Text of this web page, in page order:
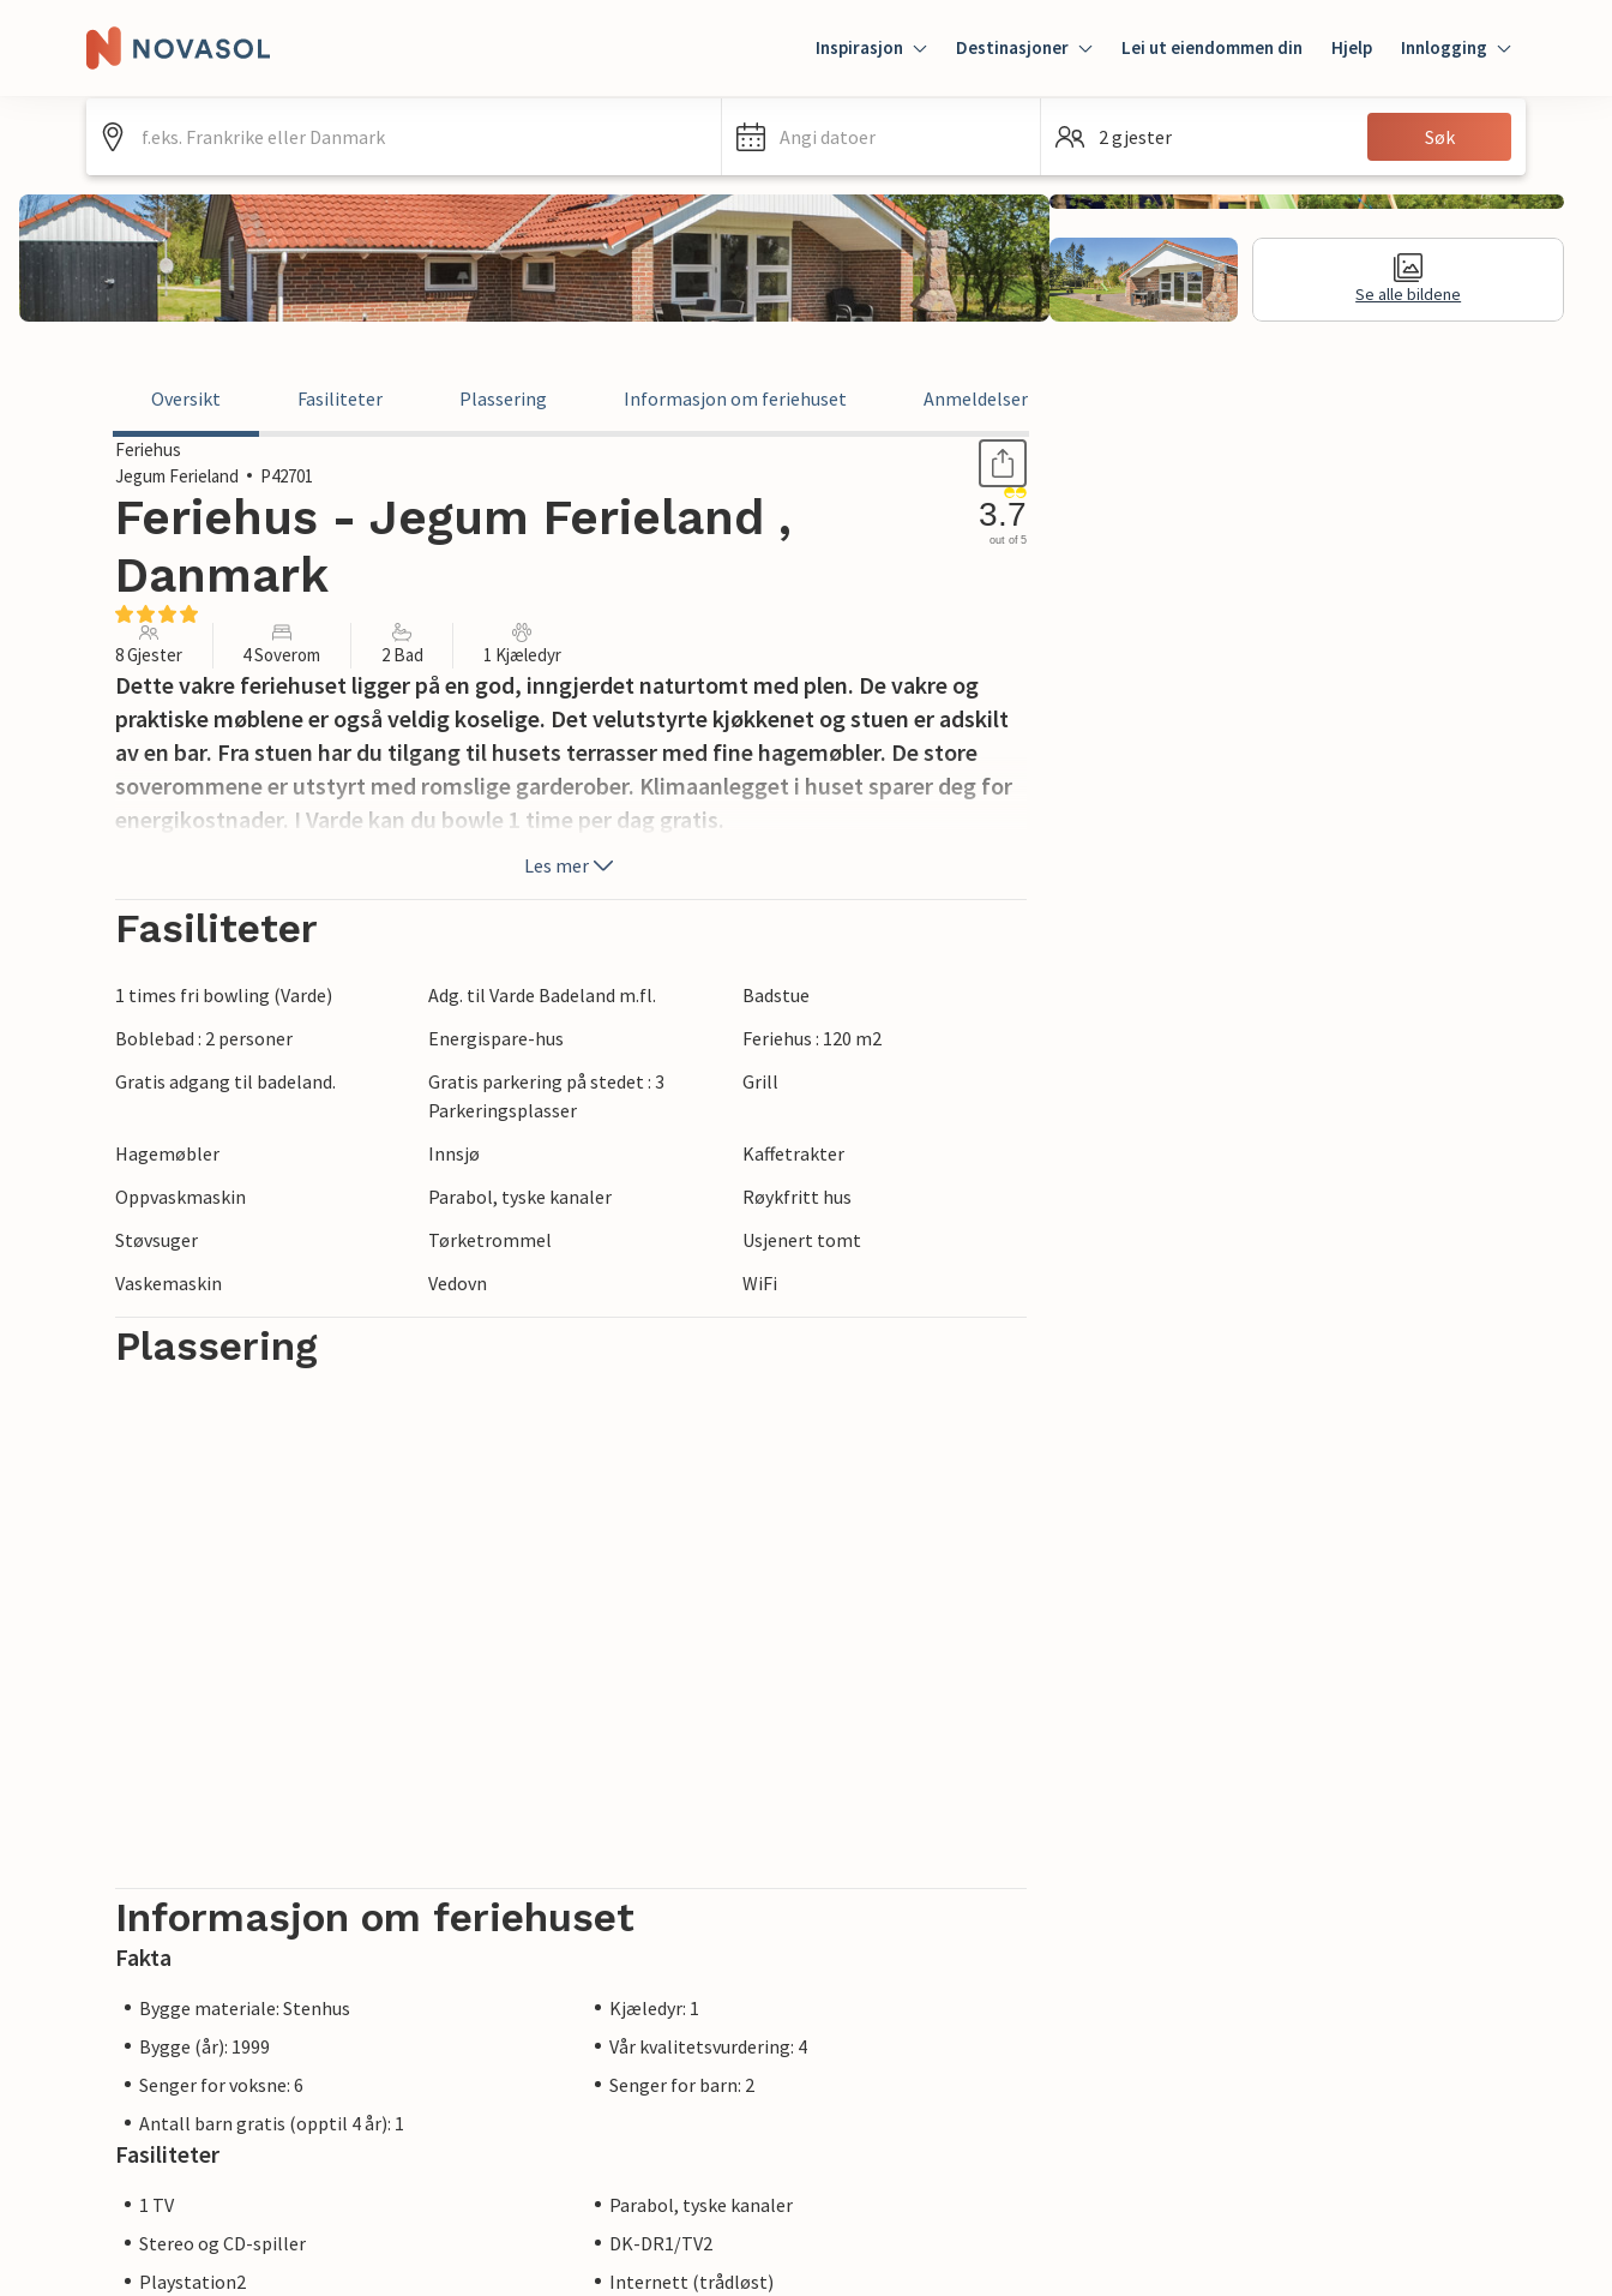
Inspirasjon Destinasjoner Lei ut eiendommen din Hjelp Innlogging
Innlogging
Gjest
Angi datoer 2 gjester Søk
Se alle bildene
Oversikt Fasiliteter Plassering Informasjon om feriehuset Anmeldelser
Feriehus
Jegum Ferieland
P42701
Feriehus - Jegum Ferieland ,
Danmark
3.7
out of 5
8 Gjester 4 Soverom 2 Bad 1 Kjæledyr
Dette vakre feriehuset ligger på en god, inngjerdet naturtomt med plen. De vakre og
praktiske møblene er også veldig koselige. Det velutstyrte kjøkkenet og stuen er adskilt
av en bar. Fra stuen har du tilgang til husets terrasser med fine hagemøbler. De store
soverommene er utstyrt med romslige garderober. Klimaanlegget i huset sparer deg for
energikostnader. I Varde kan du bowle 1 time per dag gratis.
Les mer
Fasiliteter
1 times fri bowling (Varde) Adg. til Varde Badeland m.fl.
Badstue
Boblebad : 2 personer
Energispare-hus
Feriehus : 120 m2
Gratis adgang til badeland.
Gratis parkering på stedet : 3
Parkeringsplasser
Grill
Hagemøbler Innsjø
Kaffetrakter
Oppvaskmaskin
Parabol, tyske kanaler
Røykfritt hus
Støvsuger
Tørketrommel
Usjenert tomt
Vaskemaskin
Vedovn WiFi
Plassering
Informasjon om feriehuset
Fakta
Bygge materiale: Stenhus
Kjæledyr: 1
Bygge (år): 1999
Vår kvalitetsvurdering: 4
Senger for voksne: 6
Senger for barn: 2
Antall barn gratis (opptil 4 år): 1
Fasiliteter
1 TV
Parabol, tyske kanaler
Stereo og CD-spiller
DK-DR1/TV2
Playstation2
Internett (trådløst)